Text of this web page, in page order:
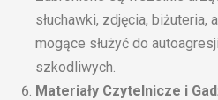
słuchawki, zdjęcia, biżuteria,
mogące służyć do
szkodliwych.
Materiały Czytelnicze i